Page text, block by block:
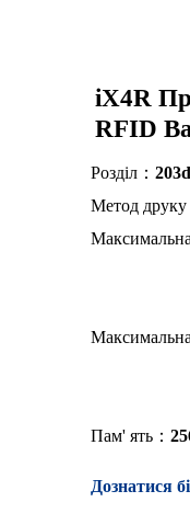
iX4R
RFID
Розділ：
Метод друку
Пам' ять：
Дознатися